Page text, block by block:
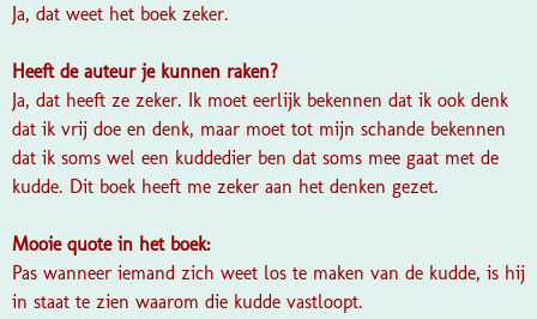
Ja, dat weet het boek zeker.
Heeft de auteur je kunnen raken?
Ja, dat heeft ze zeker. Ik moet eerlijk bekennen dat ik ook denk
dat ik vrij doe en denk, maar moet tot mijn schande bekennen
dat ik soms wel een kuddedier ben dat soms mee gaat met de
kudde. Dit boek heeft me zeker aan het denken gezet.
Mooie quote in het boek:
Pas wanneer iemand zich weet los te maken van de kudde, is hij
in staat te zien waarom die kudde vastloopt.